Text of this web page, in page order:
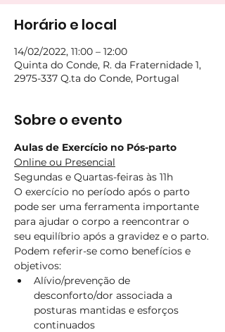
Horário e local
14/02/2022, 11:00 – 12:00
Quinta do Conde, R. da Fraternidade 1,
2975-337 Q.ta do Conde, Portugal
Sobre o evento
Aulas de Exercício no Pós-parto
Online ou Presencial
Segundas e Quartas-feiras às 11h
O exercício no período após o parto
pode ser uma ferramenta importante
para ajudar o corpo a reencontrar o
seu equilíbrio após a gravidez e o parto.
Podem referir-se como benefícios e
objetivos:
Alívio/prevenção de
desconforto/dor associada a
posturas mantidas e esforços
continuados